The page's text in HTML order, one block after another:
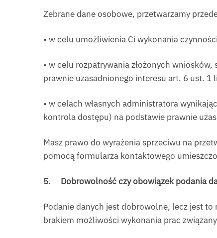
Zebrane dane osobowe, przetwarzamy
• w celu umożliwienia Ci wykonania
• w celu rozpatrywania złożonych
prawnie uzasadnionego interesu art. 6 ust. 1
• w celach własnych administratora
kontrola dostępu) na podstawie prawnie
Masz prawo do wyrażenia sprzeciwu na
pomocą formularza kontaktowego
5. Dobrowolność czy obowiązek podania
Podanie danych jest dobrowolne, lecz jest
brakiem możliwości wykonania prac